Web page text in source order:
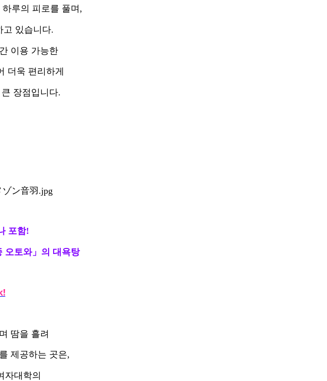
루의 피로를 풀며,
고 있습니다.
이용 가능한
더욱 편리하게
장점입니다.
포함!
오토와」의 대욕탕
땀을 흘려
제공하는 곳은,
자대학의